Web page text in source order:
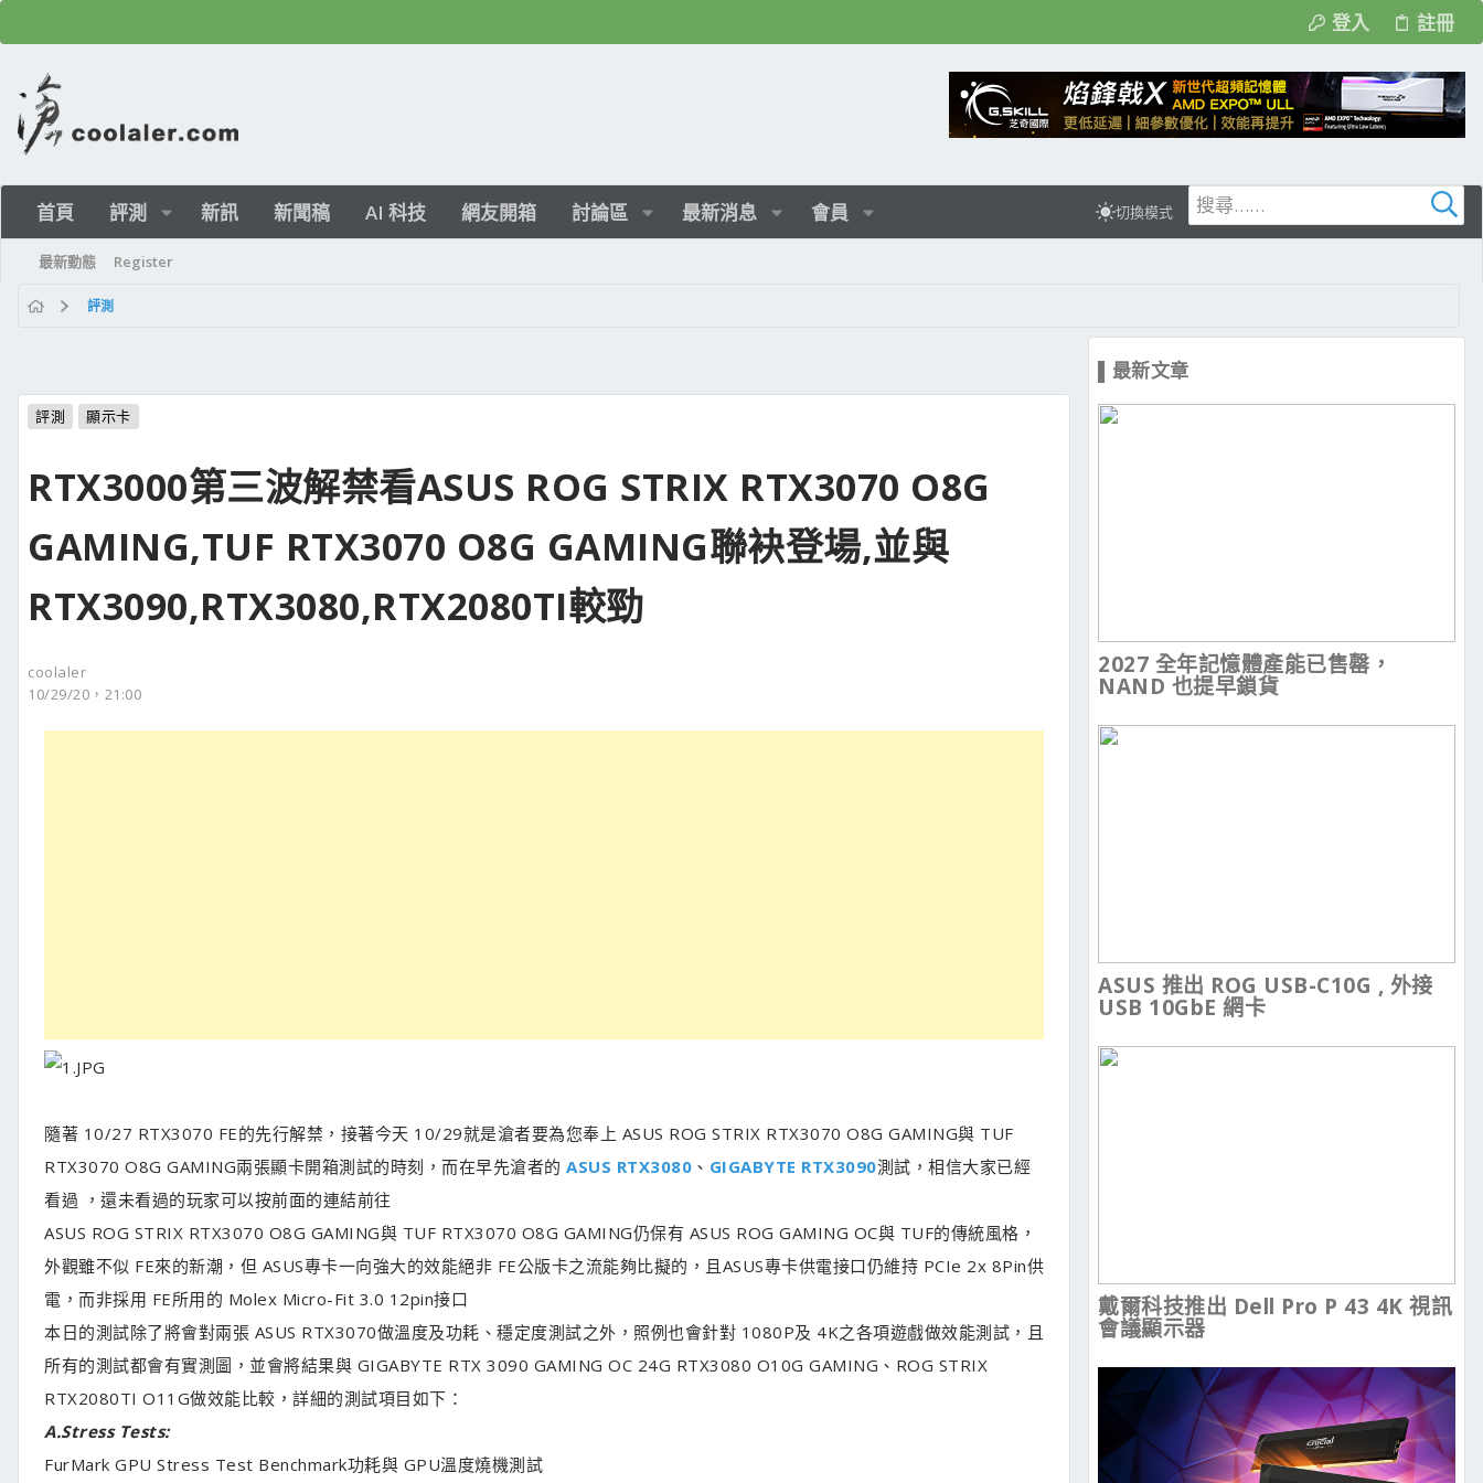
登入 註冊
首頁 評測 新訊 新聞稿 AI 科技 網友開箱 討論區 最新消息 會員 切換模式
最新動態 Register
評測
評測 顯示卡
RTX3000第三波解禁看ASUS ROG STRIX RTX3070 O8G
GAMING,TUF RTX3070 O8G GAMING聯袂登場,並與
RTX3090,RTX3080,RTX2080TI較勁
coolaler
10/29/20，21:00
隨著 10/27 RTX3070 FE的先行解禁，接著今天 10/29就是滄者要為您奉上 ASUS ROG STRIX RTX3070 O8G GAMING與 TUF
RTX3070 O8G GAMING兩張顯卡開箱測試的時刻，而在早先滄者的 ASUS RTX3080 、 GIGABYTE RTX3090測試，相信大家已經
看過 ，還未看過的玩家可以按前面的連結前往
ASUS ROG STRIX RTX3070 O8G GAMING與 TUF RTX3070 O8G GAMING仍保有 ASUS ROG GAMING OC與 TUF的傳統風格，
外觀雖不似 FE來的新潮，但 ASUS專卡一向強大的效能絕非 FE公版卡之流能夠比擬的，且ASUS專卡供電接口仍維持 PCIe 2x 8Pin供
電，而非採用 FE所用的 Molex Micro-Fit 3.0 12pin接口
本日的測試除了將會對兩張 ASUS RTX3070做溫度及功耗、穩定度測試之外，照例也會針對 1080P及 4K之各項遊戲做效能測試，且
所有的測試都會有實測圖，並會將結果與 GIGABYTE RTX 3090 GAMING OC 24G RTX3080 O10G GAMING、ROG STRIX
RTX2080TI O11G做效能比較，詳細的測試項目如下：
A.Stress Tests:
FurMark GPU Stress Test Benchmark功耗與 GPU溫度燒機測試
▌最新文章
2027 全年記憶體產能已售罄，
NAND 也提早鎖貨
ASUS 推出 ROG USB-C10G , 外接
USB 10GbE 網卡
戴爾科技推出 Dell Pro P 43 4K 視訊
會議顯示器